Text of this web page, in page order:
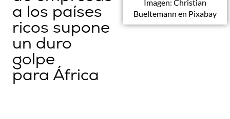
a los países
ricos supone
un duro
golpe
para África
Imagen: Christian
Bueltemann en Pixabay